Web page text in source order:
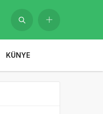
KÜNYE